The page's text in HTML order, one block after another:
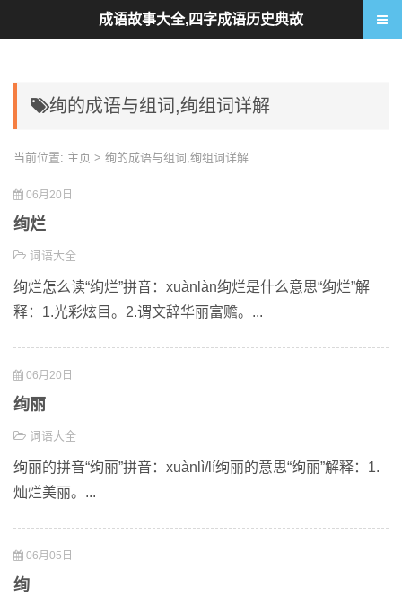
绚的成语与组词,绚组词详解
当前位置: 主页 > 绚的成语与组词,绚组词详解
06月20日
绚烂
词语大全
绚烂怎么读“绚烂”拼音：xuànlàn绚烂是什么意思“绚烂”解
释：1.光彩炫目。2.谓文辞华丽富赡。...
06月20日
绚丽
词语大全
绚丽的拼音“绚丽”拼音：xuànlì/lí绚丽的意思“绚丽”解释：1.
灿烂美丽。...
06月05日
绚
成语故事大全,四字成语历史典故